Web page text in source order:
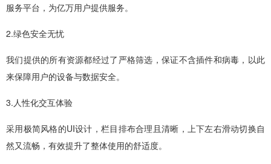
服务平台，为亿万用户提供服务。
2.绿色安全无忧
我们提供的所有资源都经过了严格筛选，保证不含插件和病毒，以此
来保障用户的设备与数据安全。
3.人性化交互体验
采用极简风格的UI设计，栏目排布合理且清晰，上下左右滑动切换自
然又流畅，有效提升了整体使用的舒适度。